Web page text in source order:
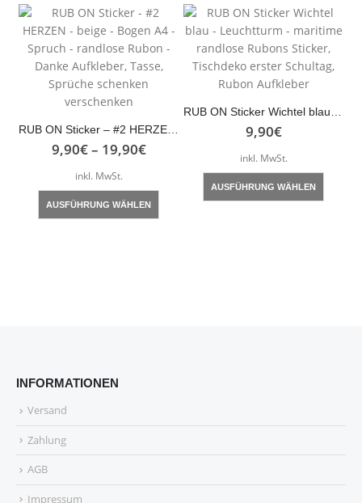
RUB ON Sticker – #2 HERZEN – beige – Bogen A4 – Spruch – randlose Rubon – Danke Aufkleber, Tasse, Sprüche schenken verschenken
9,90€– 19,90€
inkl. MwSt.
AUSFÜHRUNG WÄHLEN
Dieses Produkt weist mehrere Varianten auf. Die Optionen können auf der Produktseite gewählt werden
RUB ON Sticker Wichtel blau – Leuchtturm – maritime randlose Rubons Sticker, Tischdeko erster Schultag, Rubon Aufkleber
9,90€
inkl. MwSt.
AUSFÜHRUNG WÄHLEN
Dieses Produkt weist mehrere Varianten auf. Die Optionen können auf der Produktseite gewählt werden
INFORMATIONEN
Versand
Zahlung
AGB
Impressum